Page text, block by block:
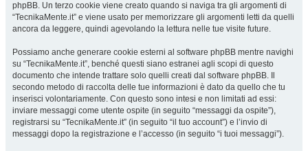
phpBB. Un terzo cookie viene creato quando si naviga tra gli argomenti di
“TecnikaMente.it” e viene usato per memorizzare gli argomenti letti da quelli
ancora da leggere, quindi agevolando la lettura nelle tue visite future.
Possiamo anche generare cookie esterni al software phpBB mentre navighi
su “TecnikaMente.it”, benché questi siano estranei agli scopi di questo
documento che intende trattare solo quelli creati dal software phpBB. Il
secondo metodo di raccolta delle tue informazioni è dato da quello che tu
inserisci volontariamente. Con questo sono intesi e non limitati ad essi:
inviare messaggi come utente ospite (in seguito “messaggi da ospite”),
registrarsi su “TecnikaMente.it” (in seguito “il tuo account”) e l’invio di
messaggi dopo la registrazione e l’accesso (in seguito “i tuoi messaggi”).